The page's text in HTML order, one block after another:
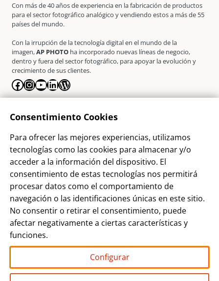
Con más de 40 años de experiencia en la fabricación de productos
para el sector fotográfico analógico y vendiendo estos a más de 55
países del mundo.
Con la irrupción de la tecnología digital en el mundo de la
imagen,AP PHOTO ha incorporado nuevas líneas de negocio,
dentro y fuera del sector fotográfico, para apoyar la evolución y
crecimiento de sus clientes.
Facebook
Instagram
YouTube
LinkedIn
WordPress
Contacto
Sostenibilidad
Blog
Alta Cliente
Aviso Legal
Términos y Condiciones
Política de privacidad
Consentimiento Cookies
Para ofrecer las mejores experiencias, utilizamos
tecnologías como las cookies para almacenar y/o
acceder a la información del dispositivo. El
consentimiento de estas tecnologías nos permitirá
procesar datos como el comportamiento de
navegación o las identificaciones únicas en este sitio.
No consentir o retirar el consentimiento, puede
afectar negativamente a ciertas características y
funciones.
Configurar